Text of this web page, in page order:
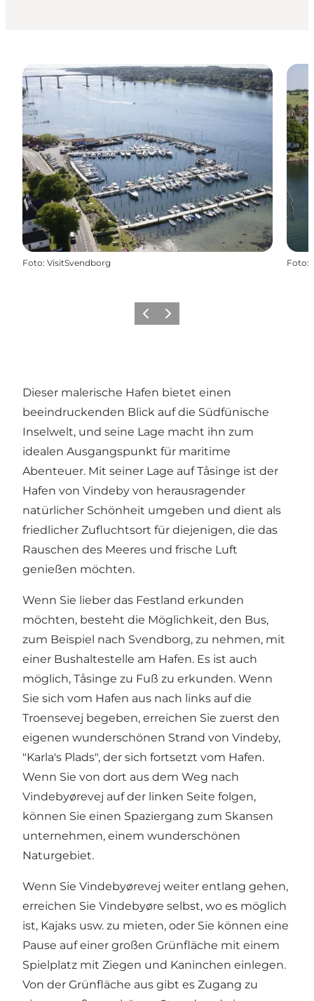
Foto: VisitSvendborg Foto:
ZurückWeiter
Dieser malerische Hafen bietet einen
beeindruckenden Blick auf die Südfünische
Inselwelt, und seine Lage macht ihn zum
idealen Ausgangspunkt für maritime
Abenteuer. Mit seiner Lage auf Tåsinge ist der
Hafen von Vindeby von herausragender
natürlicher Schönheit umgeben und dient als
friedlicher Zufluchtsort für diejenigen, die das
Rauschen des Meeres und frische Luft
genießen möchten.
Wenn Sie lieber das Festland erkunden
möchten, besteht die Möglichkeit, den Bus,
zum Beispiel nach Svendborg, zu nehmen, mit
einer Bushaltestelle am Hafen. Es ist auch
möglich, Tåsinge zu Fuß zu erkunden. Wenn
Sie sich vom Hafen aus nach links auf die
Troensevej begeben, erreichen Sie zuerst den
eigenen wunderschönen Strand von Vindeby,
"Karla's Plads", der sich fortsetzt vom Hafen.
Wenn Sie von dort aus dem Weg nach
Vindebyørevej auf der linken Seite folgen,
können Sie einen Spaziergang zum Skansen
unternehmen, einem wunderschönen
Naturgebiet.
Wenn Sie Vindebyørevej weiter entlang gehen,
erreichen Sie Vindebyøre selbst, wo es möglich
ist, Kajaks usw. zu mieten, oder Sie können eine
Pause auf einer großen Grünfläche mit einem
Spielplatz mit Ziegen und Kaninchen einlegen.
Von der Grünfläche aus gibt es Zugang zu